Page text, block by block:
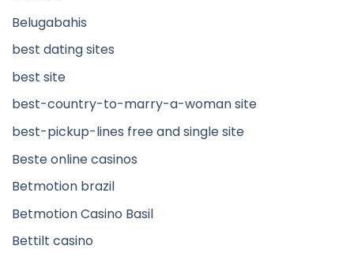
Belugabahis
best dating sites
best site
best-country-to-marry-a-woman site
best-pickup-lines free and single site
Beste online casinos
Betmotion brazil
Betmotion Casino Basil
Bettilt casino